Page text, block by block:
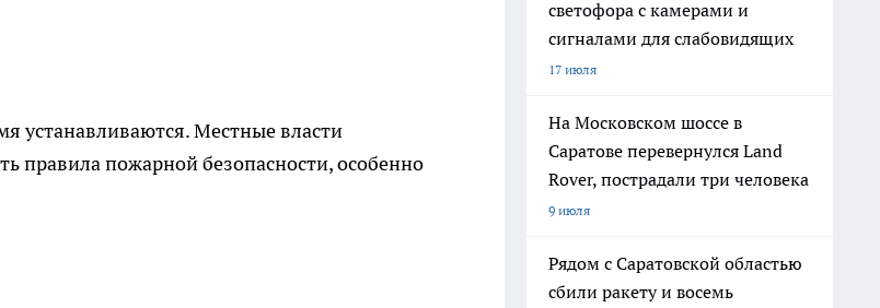
устанавливаются. Местные власти
правила пожарной безопасности, особенно
светофора с камерами и
сигналами для слабовидящих
17 июля
На Московском шоссе в
Саратове перевернулся Land
Rover, пострадали три человека
9 июля
Рядом с Саратовской областью
сбили ракету и восемь